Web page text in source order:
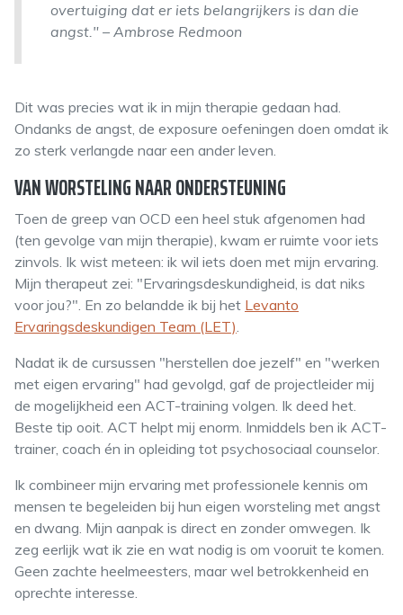
overtuiging dat er iets belangrijkers is dan die
angst." – Ambrose Redmoon
Dit was precies wat ik in mijn therapie gedaan had.
Ondanks de angst, de exposure oefeningen doen omdat ik
zo sterk verlangde naar een ander leven.
VAN WORSTELING NAAR ONDERSTEUNING
Toen de greep van OCD een heel stuk afgenomen had
(ten gevolge van mijn therapie), kwam er ruimte voor iets
zinvols. Ik wist meteen: ik wil iets doen met mijn ervaring.
Mijn therapeut zei: "Ervaringsdeskundigheid, is dat niks
voor jou?". En zo belandde ik bij het Levanto
Ervaringsdeskundigen Team (LET).
Nadat ik de cursussen "herstellen doe jezelf" en "werken
met eigen ervaring" had gevolgd, gaf de projectleider mij
de mogelijkheid een ACT-training volgen. Ik deed het.
Beste tip ooit. ACT helpt mij enorm. Inmiddels ben ik ACT-
trainer, coach én in opleiding tot psychosociaal counselor.
Ik combineer mijn ervaring met professionele kennis om
mensen te begeleiden bij hun eigen worsteling met angst
en dwang. Mijn aanpak is direct en zonder omwegen. Ik
zeg eerlijk wat ik zie en wat nodig is om vooruit te komen.
Geen zachte heelmeesters, maar wel betrokkenheid en
oprechte interesse.